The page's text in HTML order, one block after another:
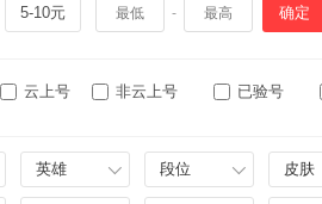
5-10元 - 确定
云上号 非云上号 已验号
英雄 段位 皮肤